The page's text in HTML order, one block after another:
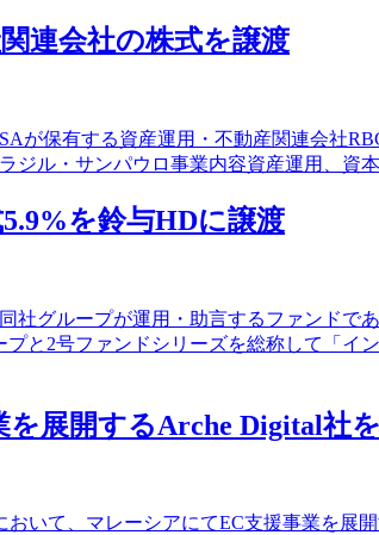
連会社の株式を譲渡
が保有する資産運用・不動産関連会社
ジル・サンパウロ事業内容資産運用、
を鈴与HDに譲渡
グループが運用・助言するファンドで
と2号ファンドシリーズを総称して「
展開するArche Digital社
いて、マレーシアにてEC支援事業を展